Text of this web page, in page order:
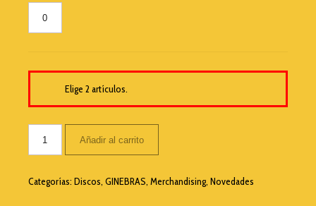
Elige 2 artículos.
Añadir al carrito
Categorías: Discos, GINEBRAS, Merchandising, Novedades